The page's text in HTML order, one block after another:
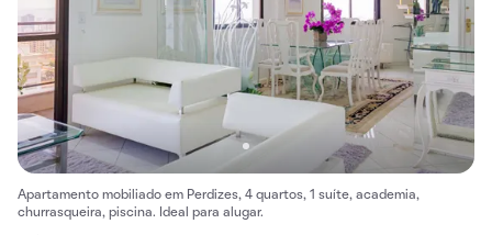
Apartamento mobiliado em Perdizes, 4 quartos, 1 suíte, academia,
churrasqueira, piscina. Ideal para alugar.